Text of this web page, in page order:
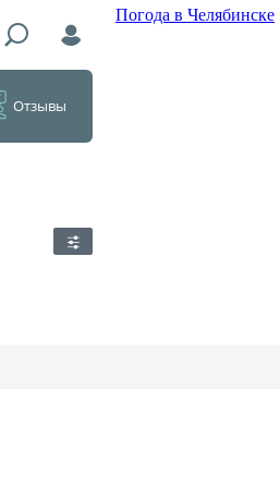
Погода в Челябинске
Отзывы